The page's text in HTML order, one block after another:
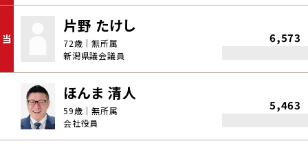
当
片野 たけし
72歳｜無所属
新潟県議会議員
6,573
ほんま 清人
59歳｜無所属
会社役員
5,463